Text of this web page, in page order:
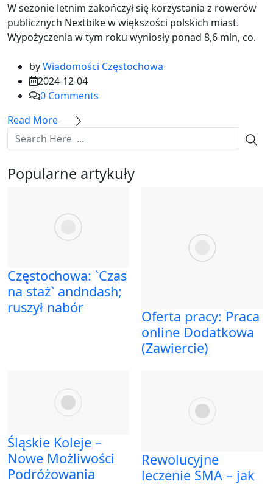
W sezonie letnim zakończył się korzystania z rowerów
publicznych Nextbike w większości polskich miast.
Wypożyczenia w tym roku wyniosły ponad 8,6 mln, co.
byWiadomości Częstochowa
2024-12-04
0 Comments
Read More
Popularne artykuły
Częstochowa: `Czas
na staż` andndash;
ruszył nabór
Oferta pracy: Praca
online Dodatkowa
(Zawiercie)
Śląskie Koleje –
Nowe Możliwości
Podróżowania
Rewolucyjne
leczenie SMA – jak